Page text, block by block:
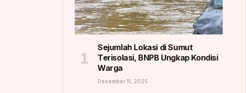
Sejumlah Lokasi di Sumut
Terisolasi, BNPB Ungkap Kondisi
Warga
Desember 11, 2025